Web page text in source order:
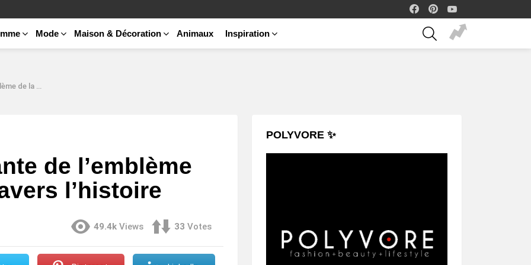
facebook
Mode Maison & Décoration Animaux Inspiration
SEARCH
l’histoire
de l’emblème
l’histoire
49.4k Views 33 Votes
POLYVORE ✨